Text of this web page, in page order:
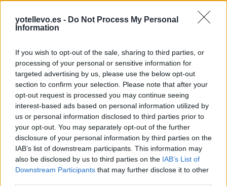
yotellevo.es - Do Not Process My Personal
Information
If you wish to opt-out of the sale, sharing to third parties, or
processing of your personal or sensitive information for
targeted advertising by us, please use the below opt-out
section to confirm your selection. Please note that after your
opt-out request is processed you may continue seeing
interest-based ads based on personal information utilized by
us or personal information disclosed to third parties prior to
your opt-out. You may separately opt-out of the further
disclosure of your personal information by third parties on the
IAB’s list of downstream participants. This information may
also be disclosed by us to third parties on the IAB’s List of
Downstream Participants that may further disclose it to other
Cómo ir desde Valmadrid a Níjar